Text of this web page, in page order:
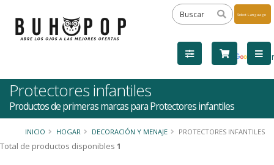
by
Protectores infantiles
Productos de primeras marcas para Protectores infantiles
INICIO HOGAR DECORACIÓN Y MENAJE PROTECTORES INFANTILES
Total de productos disponibles 1